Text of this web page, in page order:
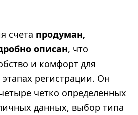
счета продуман,
описан, что
и комфорт для
регистрации. Он
четко определенных
данных, выбор типа